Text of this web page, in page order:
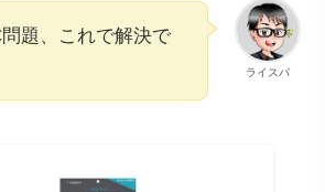
ライスパ
題、これで解決で